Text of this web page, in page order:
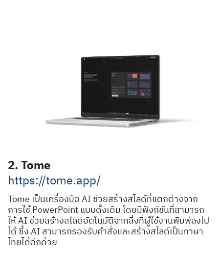
2. Tome
https://tome.app/
Tome เป็นเครื่องมือ AI ช่วยสร้างสไลด์ที่แตกต่างจาก
การใช้ PowerPoint แบบดั้งเดิม โดยมีฟังก์ชันที่สามารถ
ให้ AI ช่วยสร้างสไลด์อัตโนมัติจากสิ่งที่ผู้ใช้งานพิมพ์ลงไป
ได้ ซึ่ง AI สามารถรองรับคำสั่งและสร้างสไลด์เป็นภาษา
ไทยได้อีกด้วย